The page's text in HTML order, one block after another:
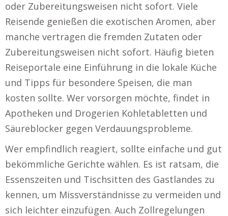
oder Zubereitungsweisen nicht sofort. Viele
Reisende genießen die exotischen Aromen, aber
manche vertragen die fremden Zutaten oder
Zubereitungsweisen nicht sofort. Häufig bieten
Reiseportale eine Einführung in die lokale Küche
und Tipps für besondere Speisen, die man
kosten sollte. Wer vorsorgen möchte, findet in
Apotheken und Drogerien Kohletabletten und
Säureblocker gegen Verdauungsprobleme.
Wer empfindlich reagiert, sollte einfache und gut
bekömmliche Gerichte wählen. Es ist ratsam, die
Essenszeiten und Tischsitten des Gastlandes zu
kennen, um Missverständnisse zu vermeiden und
sich leichter einzufügen. Auch Zollregelungen